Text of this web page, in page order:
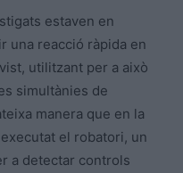
estaven en
una reacció ràpida en
utilitzant per a això
simultànies de
manera que en la
el robatori, un
a detectar controls